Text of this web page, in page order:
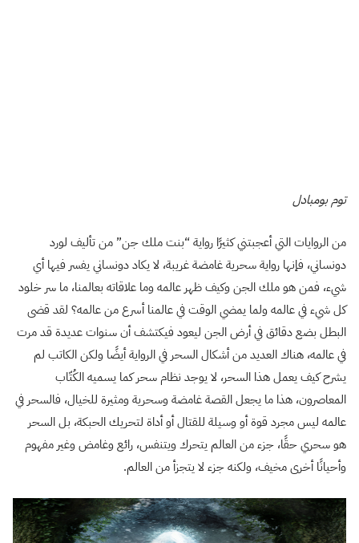
توم بومبادل
من الروايات التي أعجبتني كثيرًا رواية “بنت ملك جن” من تأليف لورد
دونساني، فإنها رواية سحرية غامضة غريبة، لا يكاد دونساني يفسر فيها أي
شيء، فمن هو ملك الجن وكيف ظهر عالمه وما علاقاته بعالمنا، ما سر خلود
كل شيء في عالمه ولما يمضي الوقت في عالمنا أسرع من عالمه؟ لقد قضى
البطل بضع دقائق في أرض الجن ليعود فيكتشف أن سنوات عديدة قد مرت
في عالمه، هناك العديد من أشكال السحر في الرواية أيضًا ولكن الكاتب لم
يشرح كيف يعمل هذا السحر، لا يوجد نظام سحر كما يسميه الكُتّاب
المعاصرون، هذا ما يجعل القصة غامضة وسحرية ومثيرة للخيال، فالسحر في
عالمه ليس مجرد قوة أو وسيلة للقتال أو أداة لتحريك الحبكة، بل السحر
هو سحري حقًا، جزء من العالم يتحرك ويتنفس، رائع وغامض وغير مفهوم
وأحيانًا أخرى مخيف، ولكنه جزء لا يتجزأ من العالم.